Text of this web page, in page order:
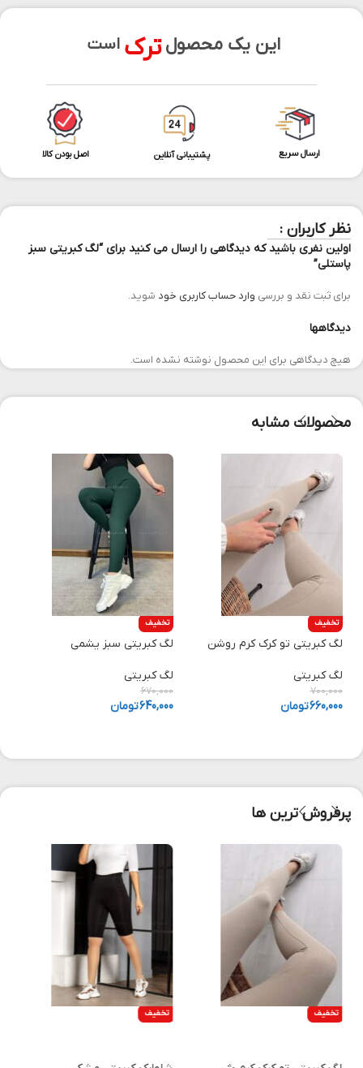
این یک محصول ترک است
ارسال سریع پشتیبانی آنلاین اصل بودن کالا
نظر کاربران :
دیدگاهها
هیچ دیدگاهی برای این محصول نوشته نشده است.
اولین نفری باشید که دیدگاهی را ارسال می کنید برای “لگ کبریتی سبز
پاستلی”
برای ثبت نقد و بررسی وارد حساب کاربری خود شوید.
محصولات مشابه
تخفیف
لگ کبریتی تو کرک کرم روشن
لگ کبریتی
700,000
660,000تومان
تخفیف
لگ کبریتی سبز یشمی
لگ کبریتی
670,000
640,000تومان
پرفروش ترین ها
تخفیف تخفیف